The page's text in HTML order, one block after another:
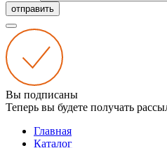
отправить
Вы подписаны
Теперь вы будете получать
Главная
Каталог